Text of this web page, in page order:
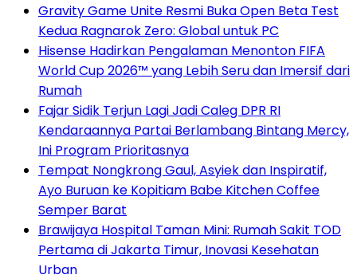
Gravity Game Unite Resmi Buka Open Beta Test
Kedua Ragnarok Zero: Global untuk PC
Hisense Hadirkan Pengalaman Menonton FIFA
World Cup 2026™ yang Lebih Seru dan Imersif dari
Rumah
Fajar Sidik Terjun Lagi Jadi Caleg DPR RI
Kendaraannya Partai Berlambang Bintang Mercy,
Ini Program Prioritasnya
Tempat Nongkrong Gaul, Asyiek dan Inspiratif,
Ayo Buruan ke Kopitiam Babe Kitchen Coffee
Semper Barat
Brawijaya Hospital Taman Mini: Rumah Sakit TOD
Pertama di Jakarta Timur, Inovasi Kesehatan
Urban